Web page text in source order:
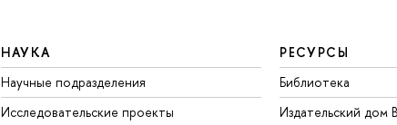
НАУКА
Научные подразделения
Исследовательские проекты
РЕСУРСЫ
Библиотека
Издательский дом